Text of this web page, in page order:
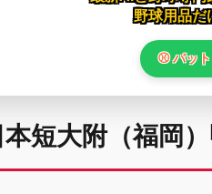
野球用品だ
⚾ バッ
短大附（福岡